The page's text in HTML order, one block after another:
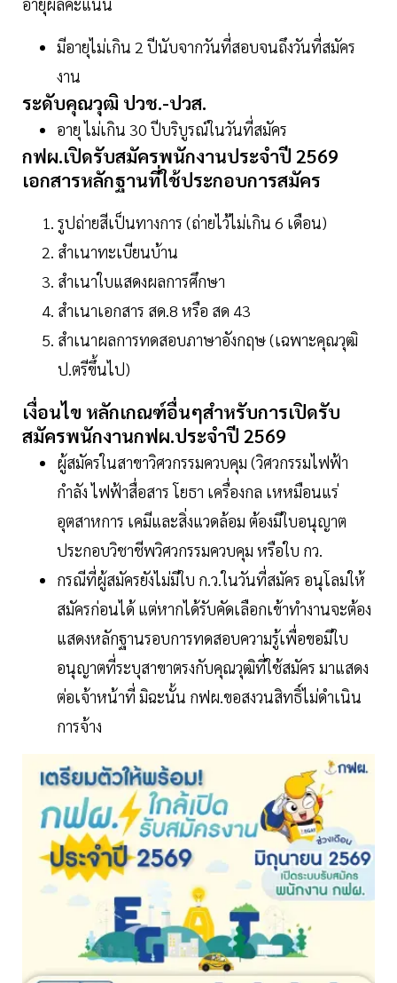
มีอายุไม่เกิน 2 ปีนับจากวันที่สอบจนถึงวันที่สมัคร
งาน
ระดับคุณวุฒิ ปวช.-ปวส.
อายุ ไม่เกิน 30 ปีบริบูรณ์ในวันที่สมัคร
กฟผ.เปิดรับสมัครพนักงานประจำปี 2569
เอกสารหลักฐานที่ใช้ประกอบการสมัคร
รูปถ่ายสีเป็นทางการ (ถ่ายไว้ไม่เกิน 6 เดือน)
สำเนาทะเบียนบ้าน
สำเนาใบแสดงผลการศึกษา
สำเนาเอกสาร สด.8 หรือ สด 43
สำเนาผลการทดสอบภาษาอังกฤษ (เฉพาะคุณวุฒิ
ป.ตรีขึ้นไป)
เงื่อนไข หลักเกณฑ์อื่นๆสำหรับการเปิดรับ
สมัครพนักงานกฟผ.ประจำปี 2569
ผู้สมัครในสาขาวิศวกรรมควบคุม (วิศวกรรมไฟฟ้า
กำลัง ไฟฟ้าสื่อสาร โยธา เครื่องกล เหหมือนแร่
อุตสาหการ เคมีและสิ่งแวดล้อม ต้องมีใบอนุญาต
ประกอบวิชาชีพวิศวกรรมควบคุม หรือใบ กว.
กรณีที่ผู้สมัครยังไม่มีใบ ก.ว.ในวันที่สมัคร อนุโลมให้
สมัครก่อนได้ แต่หากได้รับคัดเลือกเข้าทำงานจะต้อง
แสดงหลักฐานรอบการทดสอบความรู้เพื่อขอมีใบ
อนุญาตที่ระบุสาขาตรงกับคุณวุฒิที่ใช้สมัคร มาแสดง
ต่อเจ้าหน้าที่ มิฉะนั้น กฟผ.ขอสงวนสิทธิ์ไม่ดำเนิน
การจ้าง